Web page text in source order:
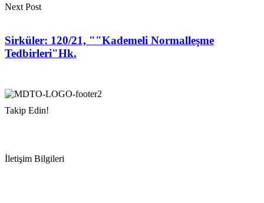
Next Post
Sirküler: 120/21, ""Kademeli Normalleşme
Tedbirleri"Hk.
Takip Edin!
İletişim Bilgileri